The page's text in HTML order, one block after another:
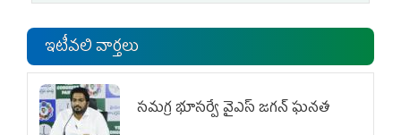
ఇటీవలి వార్తలు
స‌మ‌గ్ర భూస‌ర్వే వైఎస్ జ‌గ‌న్ ఘ‌న‌త